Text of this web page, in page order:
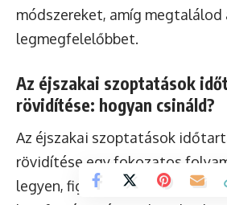
módszereket, amíg megtalálod
legmegfelelőbbet.
Az éjszakai szoptatások
rövidítése: hogyan csináld?
Az éjszakai szoptatások
rövidítése egy fokozatos
legyen, figyelembe véve a baba